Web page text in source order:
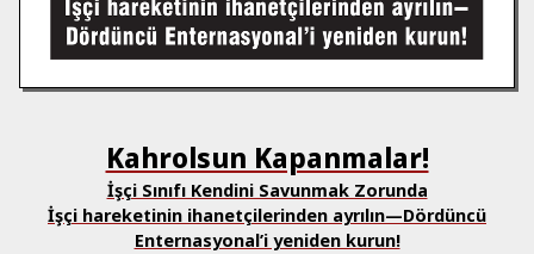
Kahrolsun Kapanmalar!
İşçi Sınıfı Kendini Savunmak Zorunda
İşçi hareketinin ihanetçilerinden ayrılın—Dördüncü
Enternasyonal’i yeniden kurun!